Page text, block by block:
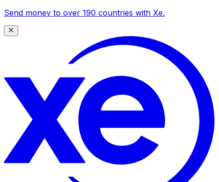
Send money to over 190 countries with Xe.